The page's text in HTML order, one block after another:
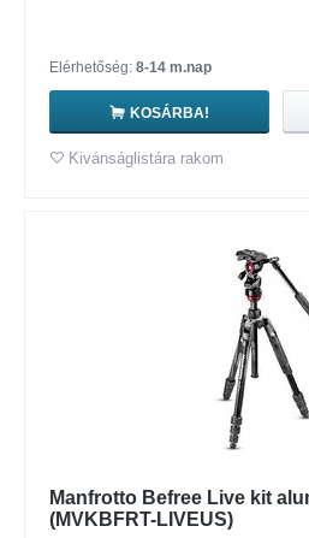
Elérhetőség: 8-14 m.nap
KOSÁRBA!
Kivánságlistára rakom
Manfrotto Befree Live kit
(MVKBFRT-LIVEUS)